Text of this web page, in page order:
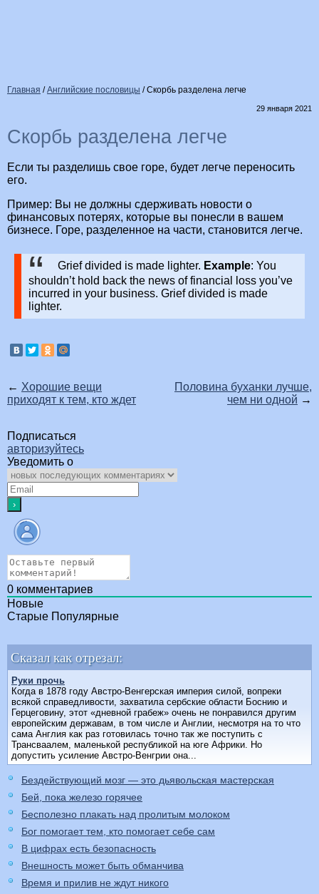
Главная /Английские пословицы /Скорбь разделена легче
29 января 2021
Скорбь разделена легче
Если ты разделишь свое горе, будет легче переносить
его.
Пример: Вы не должны сдерживать новости о
финансовых потерях, которые вы понесли в вашем
бизнесе. Горе, разделенное на части, становится легче.
Grief divided is made lighter. Example: You
shouldn’t hold back the news of financial loss you’ve
incurred in your business. Grief divided is made
lighter.
← Хорошие вещи
приходят к тем, кто ждет
Половина буханки лучше,
чем ни одной →
Подписаться
авторизуйтесь
Уведомить о
0 комментариев
Новые
Старые Популярные
Сказал как отрезал:
Руки прочь
Когда в 1878 году Австро-Венгерская империя силой, вопреки
всякой справедливости, захватила сербские области Боснию и
Герцеговину, этот «дневной грабеж» очень не понравился другим
европейским державам, в том числе и Англии, несмотря на то что
сама Англия как раз готовилась точно так же поступить с
Трансваалем, маленькой республикой на юге Африки. Но
допустить усиление Австро-Венгрии она...
Бездействующий мозг — это дьявольская мастерская
Бей, пока железо горячее
Бесполезно плакать над пролитым молоком
Бог помогает тем, кто помогает себе сам
В цифрах есть безопасность
Внешность может быть обманчива
Время и прилив не ждут никого